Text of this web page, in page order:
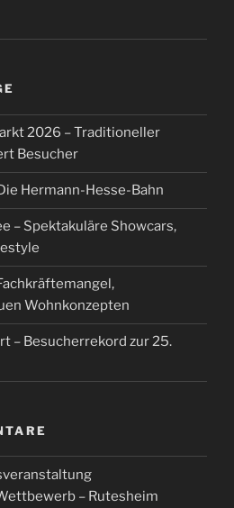
2026 – Traditioneller
Besucher
Hermann-Hesse-Bahn
– Spektakuläre Showcars,
Wohnkonzepten
– Besucherrekord zur 25.
– Rutesheim